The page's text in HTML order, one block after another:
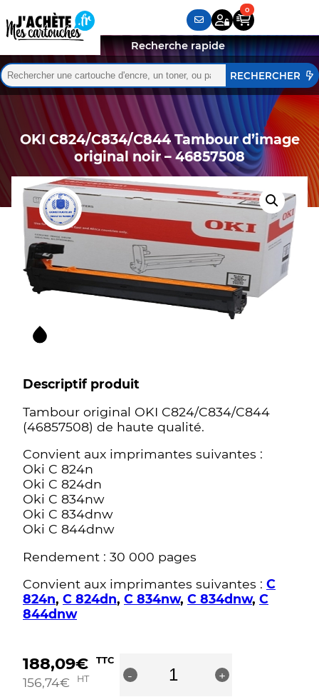
Rechercher :
Quand les résultats de l'auto-complétion sont
Recherche rapide
OKI C824/C834/C844 Tambour d’image
original noir – 46857508
Descriptif produit
Tambour original OKI C824/C834/C844
(46857508) de haute qualité.
Convient aux imprimantes suivantes :
Oki C 824n
Oki C 824dn
Oki C 834nw
Oki C 834dnw
Oki C 844dnw
Rendement : 30 000 pages
Convient aux imprimantes suivantes : C
824n, C 824dn, C 834nw, C 834dnw, C
844dnw
188,09€ TTC
156,74€ HT - +